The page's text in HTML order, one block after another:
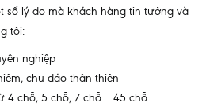
số lý do mà khách hàng tin tưởng và
tôi:
nghiệp
chu đáo thân thiện
4 chỗ, 5 chỗ, 7 chỗ… 45 chỗ